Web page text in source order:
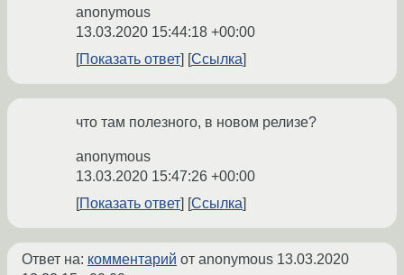
anonymous
13.03.2020 15:44:18 +00:00
Показать ответ
Ссылка
что там полезного, в новом релизе?
anonymous
13.03.2020 15:47:26 +00:00
Показать ответ
Ссылка
Ответ на: комментарий от anonymous 13.03.2020